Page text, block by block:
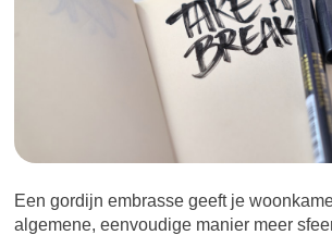
Een gordijn embrasse geeft je
algemene, eenvoudige manier meer